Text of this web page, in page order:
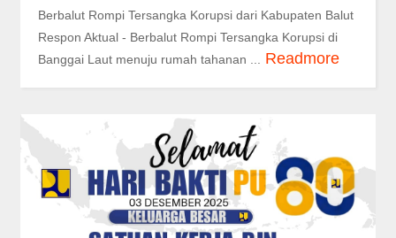
Berbalut Rompi Tersangka Korupsi dari Kabupaten Balut
Respon Aktual - Berbalut Rompi Tersangka Korupsi di
Banggai Laut menuju rumah tahanan ... Readmore